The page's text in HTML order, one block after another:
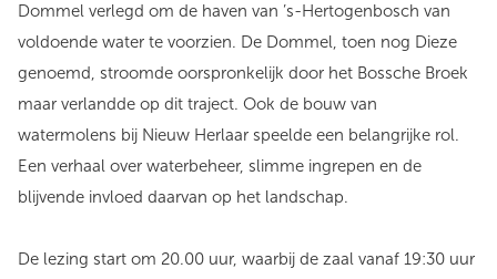
Dommel verlegd om de haven van ’s-Hertogenbosch van
voldoende water te voorzien. De Dommel, toen nog Dieze
genoemd, stroomde oorspronkelijk door het Bossche Broek
maar verlandde op dit traject. Ook de bouw van
watermolens bij Nieuw Herlaar speelde een belangrijke rol.
Een verhaal over waterbeheer, slimme ingrepen en de
blijvende invloed daarvan op het landschap.
De lezing start om 20.00 uur, waarbij de zaal vanaf 19:30 uur